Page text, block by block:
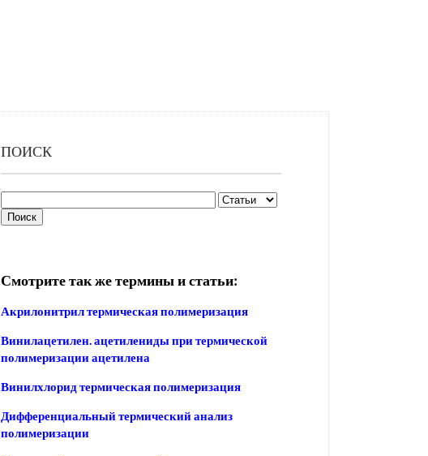
ПОИСК
Смотрите так же термины и статьи:
Акрилонитрил термическая полимеризация
Винилацетилен. ацетилениды при термической
полимеризации ацетилена
Винилхлорид термическая полимеризация
Дифференциальный термический анализ
полимеризации